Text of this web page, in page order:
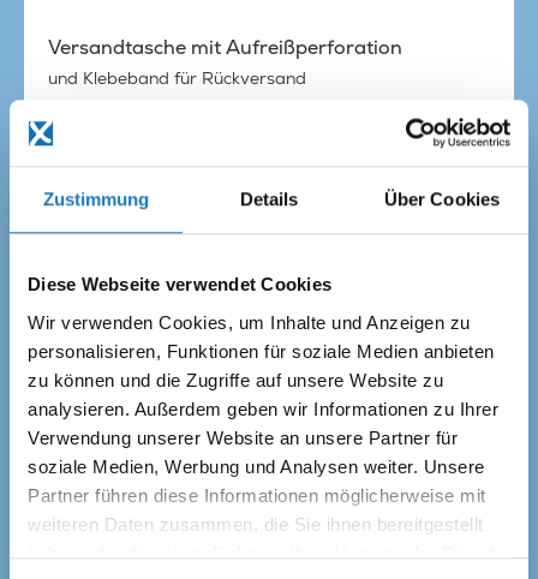
Zustimmung Details Über Cookies
Diese Webseite verwendet Cookies
Wir verwenden Cookies, um Inhalte und Anzeigen zu
personalisieren, Funktionen für soziale Medien anbieten
zu können und die Zugriffe auf unsere Website zu
analysieren. Außerdem geben wir Informationen zu Ihrer
Verwendung unserer Website an unsere Partner für
soziale Medien, Werbung und Analysen weiter. Unsere
Partner führen diese Informationen möglicherweise mit
weiteren Daten zusammen, die Sie ihnen bereitgestellt
Versandtasche mit Aufreißperforation
und Klebeband für Rückversand